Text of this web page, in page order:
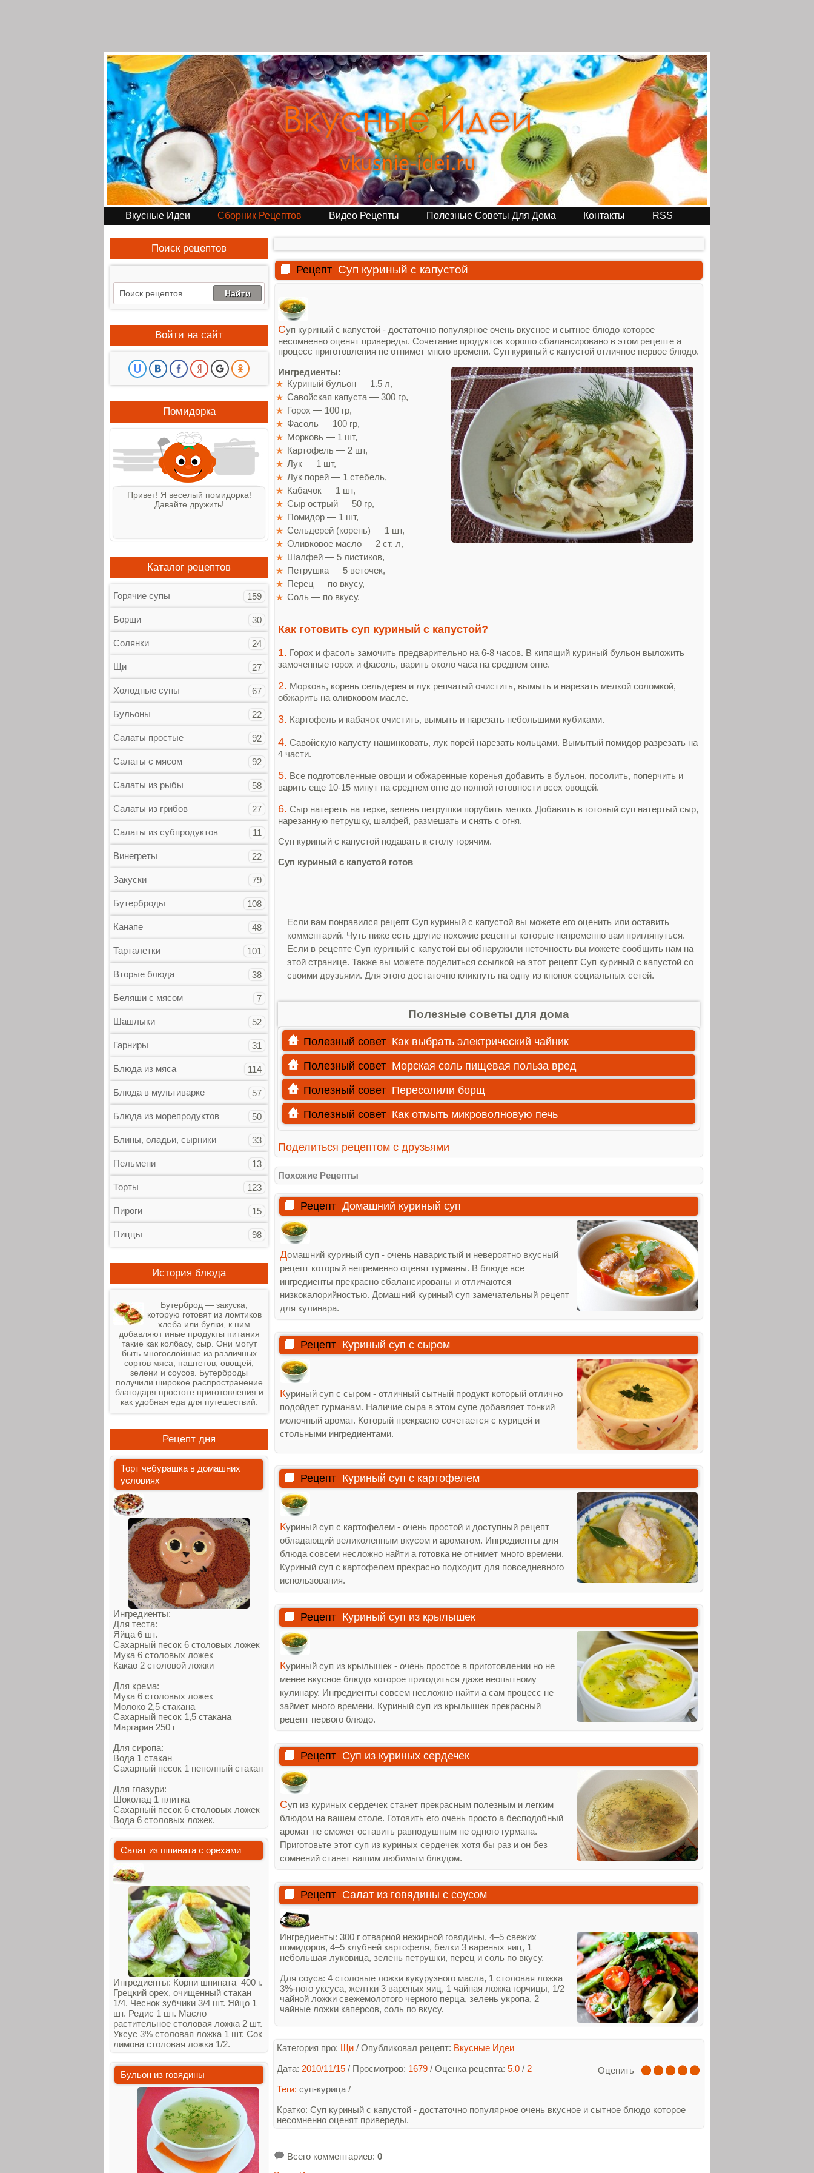
Вкусные Идеи Сборник Рецептов Видео Рецепты Полезные Советы Для Дома Контакты RSS
Рецепт Суп куриный с капустой
Суп куриный с капустой - достаточно популярное очень вкусное и сытное блюдо которое
несомненно оценят привереды. Сочетание продуктов хорошо сбалансировано в этом рецепте а
процесс приготовления не отнимет много времени. Суп куриный с капустой отличное первое блюдо.
Ингредиенты:
Куриный бульон — 1.5 л,
Савойская капуста — 300 гр,
Горох — 100 гр,
Фасоль — 100 гр,
Морковь — 1 шт,
Картофель — 2 шт,
Лук — 1 шт,
Лук порей — 1 стебель,
Кабачок — 1 шт,
Сыр острый — 50 гр,
Помидор — 1 шт,
Сельдерей (корень) — 1 шт,
Оливковое масло — 2 ст. л,
Шалфей — 5 листиков,
Петрушка — 5 веточек,
Перец — по вкусу,
Соль — по вкусу.
Как готовить суп куриный с капустой?
1. Горох и фасоль замочить предварительно на 6-8 часов. В кипящий куриный бульон выложить
замоченные горох и фасоль, варить около часа на среднем огне.
2. Морковь, корень сельдерея и лук репчатый очистить, вымыть и нарезать мелкой соломкой,
обжарить на оливковом масле.
3. Картофель и кабачок очистить, вымыть и нарезать небольшими кубиками.
4. Савойскую капусту нашинковать, лук порей нарезать кольцами. Вымытый помидор разрезать на
4 части.
5. Все подготовленные овощи и обжаренные коренья добавить в бульон, посолить, поперчить и
варить еще 10-15 минут на среднем огне до полной готовности всех овощей.
6. Сыр натереть на терке, зелень петрушки порубить мелко. Добавить в готовый суп натертый сыр,
нарезанную петрушку, шалфей, размешать и снять с огня.
Суп куриный с капустой подавать к столу горячим.
Суп куриный с капустой готов
Если вам понравился рецепт Суп куриный с капустой вы можете его оценить или оставить
комментарий. Чуть ниже есть другие похожие рецепты которые непременно вам приглянуться.
Если в рецепте Суп куриный с капустой вы обнаружили неточность вы можете сообщить нам на
этой странице. Также вы можете поделиться ссылкой на этот рецепт Суп куриный с капустой со
своими друзьями. Для этого достаточно кликнуть на одну из кнопок социальных сетей.
Полезные советы для дома
Полезный совет Как выбрать электрический чайник
Полезный совет Морская соль пищевая польза вред
Полезный совет Пересолили борщ
Полезный совет Как отмыть микроволновую печь
Поделиться рецептом с друзьями
Похожие Рецепты
Рецепт Домашний куриный суп
Домашний куриный суп - очень наваристый и невероятно вкусный
рецепт который непременно оценят гурманы. В блюде все
ингредиенты прекрасно сбалансированы и отличаются
низкокалорийностью. Домашний куриный суп замечательный рецепт
для кулинара.
Рецепт Куриный суп с сыром
Куриный суп с сыром - отличный сытный продукт который отлично
подойдет гурманам. Наличие сыра в этом супе добавляет тонкий
молочный аромат. Который прекрасно сочетается с курицей и
стольными ингредиентами.
Рецепт Куриный суп с картофелем
Куриный суп с картофелем - очень простой и доступный рецепт
обладающий великолепным вкусом и ароматом. Ингредиенты для
блюда совсем несложно найти а готовка не отнимет много времени.
Куриный суп с картофелем прекрасно подходит для повседневного
использования.
Рецепт Куриный суп из крылышек
Куриный суп из крылышек - очень простое в приготовлении но не
менее вкусное блюдо которое пригодиться даже неопытному
кулинару. Ингредиенты совсем несложно найти а сам процесс не
займет много времени. Куриный суп из крылышек прекрасный
рецепт первого блюдо.
Рецепт Суп из куриных сердечек
Суп из куриных сердечек станет прекрасным полезным и легким
блюдом на вашем столе. Готовить его очень просто а бесподобный
аромат не сможет оставить равнодушным не одного гурмана.
Приготовьте этот суп из куриных сердечек хотя бы раз и он без
сомнений станет вашим любимым блюдом.
Рецепт Салат из говядины с соусом
Ингредиенты: 300 г отварной нежирной говядины, 4–5 свежих
помидоров, 4–5 клубней картофеля, белки 3 вареных яиц, 1
небольшая луковица, зелень петрушки, перец и соль по вкусу.
Для соуса: 4 столовые ложки кукурузного масла, 1 столовая ложка
3%‑ного уксуса, желтки 3 вареных яиц, 1 чайная ложка горчицы, 1/2
чайной ложки свежемолотого черного перца, зелень укропа, 2
чайные ложки каперсов, соль по вкусу.
Категория про: Щи / Опубликовал рецепт: Вкусные Идеи
Дата: 2010/11/15 / Просмотров: 1679 / Оценка рецепта: 5.0 / 2
Оценить
Теги: суп-курица /
Кратко: Суп куриный с капустой - достаточно популярное очень вкусное и сытное блюдо которое
несомненно оценят привереды.
Всего комментариев: 0
Поиск рецептов
Войти на сайт
Помидорка
Привет! Я веселый помидорка!
Давайте дружить!
Каталог рецептов
Горячие супы 159
Борщи 30
Солянки 24
Щи 27
Холодные супы 67
Бульоны 22
Салаты простые 92
Салаты с мясом 92
Салаты из рыбы 58
Салаты из грибов 27
Салаты из субпродуктов 11
Винегреты 22
Закуски 79
Бутерброды 108
Канапе 48
Тарталетки 101
Вторые блюда 38
Беляши с мясом 7
Шашлыки 52
Гарниры 31
Блюда из мяса 114
Блюда в мультиварке 57
Блюда из морепродуктов 50
Блины, оладьи, сырники 33
Пельмени 13
Торты 123
Пироги 15
Пиццы 98
История блюда
Бутерброд — закуска,
которую готовят из ломтиков
хлеба или булки, к ним
добавляют иные продукты питания
такие как колбасу, сыр. Они могут
быть многослойные из различных
сортов мяса, паштетов, овощей,
зелени и соусов. Бутерброды
получили широкое распространение
благодаря простоте приготовления и
как удобная еда для путешествий.
Рецепт дня
Торт чебурашка в домашних
условиях
Ингредиенты:
Для теста:
Яйца 6 шт.
Сахарный песок 6 столовых ложек
Мука 6 столовых ложек
Какао 2 столовой ложки
Для крема:
Мука 6 столовых ложек
Молоко 2,5 стакана
Сахарный песок 1,5 стакана
Маргарин 250 г
Для сиропа:
Вода 1 стакан
Сахарный песок 1 неполный стакан
Для глазури:
Шоколад 1 плитка
Сахарный песок 6 столовых ложек
Вода 6 столовых ложек.
Салат из шпината с орехами
Ингредиенты: Корни шпината 400 г.
Грецкий орех, очищенный стакан
1/4. Чеснок зубчики 3/4 шт. Яйцо 1
шт. Редис 1 шт. Масло
растительное столовая ложка 2 шт.
Уксус 3% столовая ложка 1 шт. Сок
лимона столовая ложка 1/2.
Бульон из говядины